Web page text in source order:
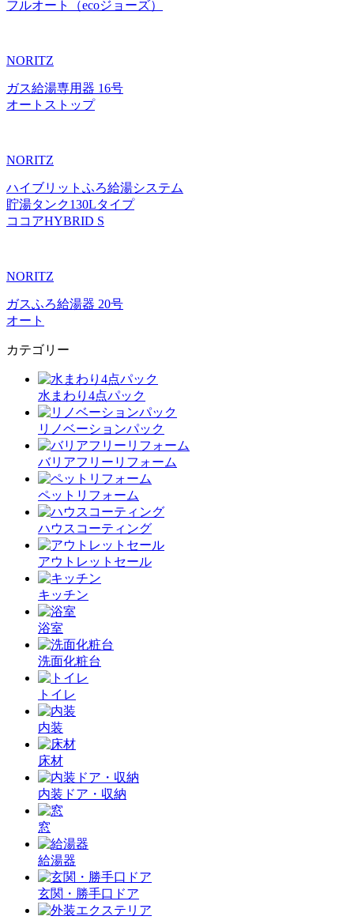
フルオート（ecoジョーズ）
NORITZ
ガス給湯専用器 16号
オートストップ
NORITZ
ハイブリットふろ給湯システム
貯湯タンク130Lタイプ
ココアHYBRID S
NORITZ
ガスふろ給湯器 20号
オート
カテゴリー
水まわり4点パック
リノベーションパック
バリアフリーリフォーム
ペットリフォーム
ハウスコーティング
アウトレットセール
キッチン
浴室
洗面化粧台
トイレ
内装
床材
内装ドア・収納
窓
給湯器
玄関・勝手口ドア